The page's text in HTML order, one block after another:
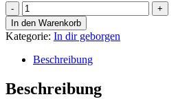
In
dir
geborgen
-
MP3
(Album)
Menge
In den Warenkorb
Kategorie: In dir geborgen
Beschreibung
Beschreibung